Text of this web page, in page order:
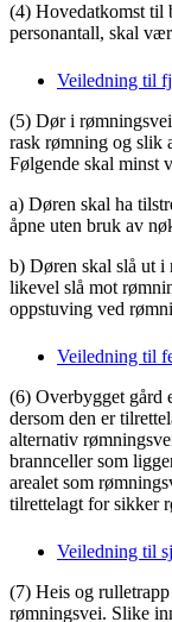
(4) Hovedatkomst til
personantall, skal
Veiledning til
(5) Dør i
rask rømning og slik
Følgende skal minst
a) Døren skal ha
åpne uten bruk av
b) Døren skal slå ut
likevel slå mot
oppstuving ved
Veiledning til
(6) Overbygget gård
dersom den er
alternativ
brannceller som
arealet som
tilrettelagt for sikker
Veiledning til
(7) Heis og
rømningsvei. Slike